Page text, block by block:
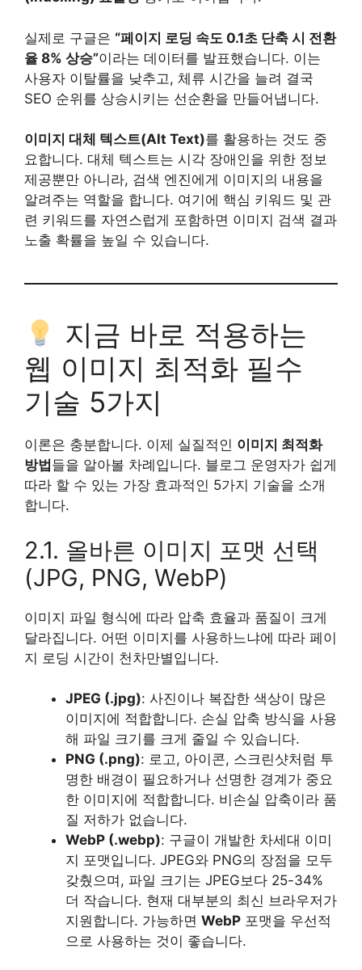
실제로 구글은 “페이지 로딩 속도 0.1초 단축 시 전환
율 8% 상승”이라는 데이터를 발표했습니다. 이는
사용자 이탈률을 낮추고, 체류 시간을 늘려 결국
SEO 순위를 상승시키는 선순환을 만들어냅니다.
이미지 대체 텍스트(Alt Text)를 활용하는 것도 중
요합니다. 대체 텍스트는 시각 장애인을 위한 정보
제공뿐만 아니라, 검색 엔진에게 이미지의 내용을
알려주는 역할을 합니다. 여기에 핵심 키워드 및 관
련 키워드를 자연스럽게 포함하면 이미지 검색 결과
노출 확률을 높일 수 있습니다.
지금 바로 적용하는
웹 이미지 최적화 필수
기술 5가지
이론은 충분합니다. 이제 실질적인 이미지 최적화
방법 들을 알아볼 차례입니다. 블로그 운영자가 쉽게
따라 할 수 있는 가장 효과적인 5가지 기술을 소개
합니다.
2.1. 올바른 이미지 포맷 선택
(JPG, PNG, WebP)
이미지 파일 형식에 따라 압축 효율과 품질이 크게
달라집니다. 어떤 이미지를 사용하느냐에 따라 페이
지 로딩 시간이 천차만별입니다.
JPEG (.jpg): 사진이나 복잡한 색상이 많은
이미지에 적합합니다. 손실 압축 방식을 사용
해 파일 크기를 크게 줄일 수 있습니다.
PNG (.png): 로고, 아이콘, 스크린샷처럼 투
명한 배경이 필요하거나 선명한 경계가 중요
한 이미지에 적합합니다. 비손실 압축이라 품
질 저하가 없습니다.
WebP (.webp): 구글이 개발한 차세대 이미
지 포맷입니다. JPEG와 PNG의 장점을 모두
갖췄으며, 파일 크기는 JPEG보다 25-34%
더 작습니다. 현재 대부분의 최신 브라우저가
지원합니다. 가능하면 WebP 포맷을 우선적
으로 사용하는 것이 좋습니다.